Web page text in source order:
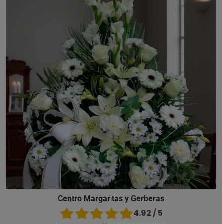
Centro Margaritas y Gerberas
4.92 / 5